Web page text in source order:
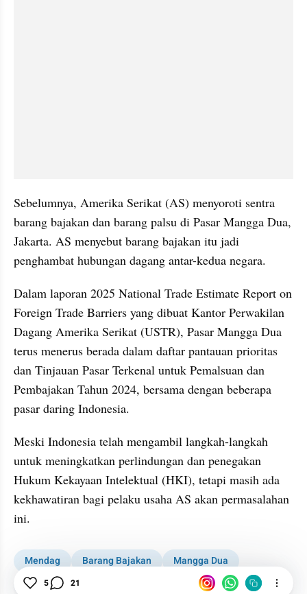
Sebelumnya, Amerika Serikat (AS) menyoroti sentra
barang bajakan dan barang palsu di Pasar Mangga Dua,
Jakarta. AS menyebut barang bajakan itu jadi
penghambat hubungan dagang antar-kedua negara.
Dalam laporan 2025 National Trade Estimate Report on
Foreign Trade Barriers yang dibuat Kantor Perwakilan
Dagang Amerika Serikat (USTR), Pasar Mangga Dua
terus menerus berada dalam daftar pantauan prioritas
dan Tinjauan Pasar Terkenal untuk Pemalsuan dan
Pembajakan Tahun 2024, bersama dengan beberapa
pasar daring Indonesia.
Meski Indonesia telah mengambil langkah-langkah
untuk meningkatkan perlindungan dan penegakan
Hukum Kekayaan Intelektual (HKI), tetapi masih ada
kekhawatiran bagi pelaku usaha AS akan permasalahan
ini.
Mendag Barang Bajakan
Mangga Dua
Sektor Riil
AS Soroti Barang di Mangga Dua
5 21